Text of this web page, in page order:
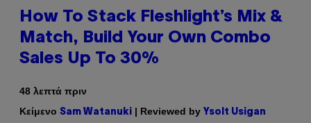
How To Stack Fleshlight’s Mix &
Match, Build Your Own Combo
Sales Up To 30%
48 λεπτά πριν
Κείμενο Sam Watanuki | Reviewed by Ysolt Usigan